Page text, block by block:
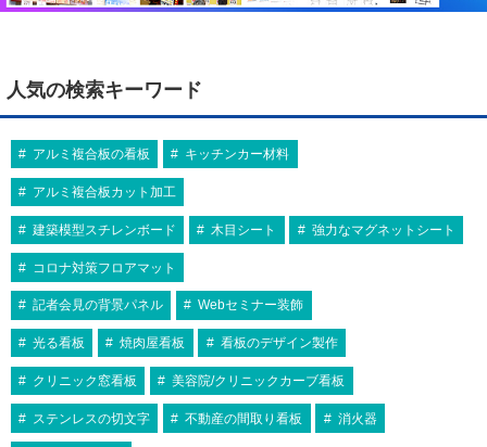
人気の検索キーワード
アルミ複合板の看板 キッチンカー材料
アルミ複合板カット加工
建築模型スチレンボード 木目シート 強力なマグネットシート
コロナ対策フロアマット
記者会見の背景パネル Webセミナー装飾
光る看板 焼肉屋看板 看板のデザイン製作
クリニック窓看板 美容院/クリニックカーブ看板
ステンレスの切文字 不動産の間取り看板 消火器